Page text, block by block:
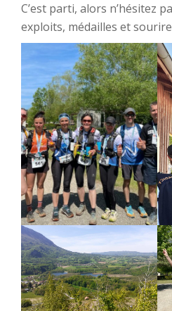
C’est parti, alors n’hésitez
exploits, médailles et